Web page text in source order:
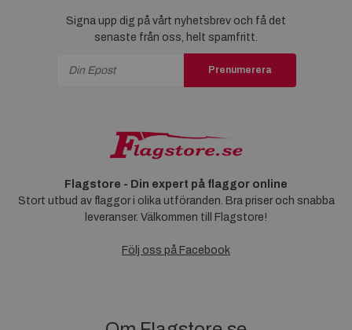
Signa upp dig på vårt nyhetsbrev och få det
senaste från oss, helt spamfritt.
Prenumerera
Flagstore - Din expert på flaggor online
Stort utbud av flaggor i olika utföranden. Bra priser och snabba
leveranser. Välkommen till Flagstore!
Följ oss på Facebook